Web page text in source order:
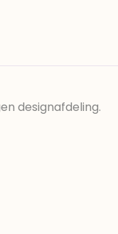
designafdeling.